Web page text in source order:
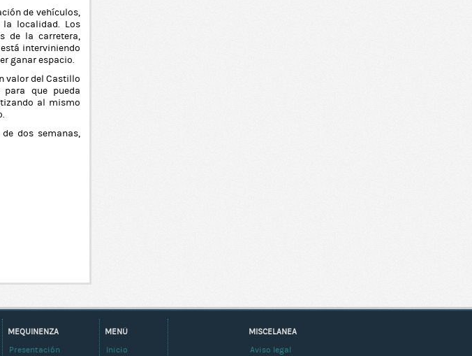
de vehículos,
localidad. Los
de la carretera,
interviniendo
ganar espacio.
valor del Castillo
que pueda
al mismo
dos semanas,
MENÚ
Inicio
MEQUINENZA
Presentación
MISCELANEA
Aviso legal